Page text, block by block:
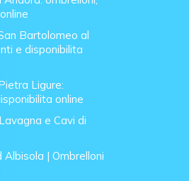
Bartolomeo al
e disponibilita
Ligure:
online
e Cavi di
| Ombrelloni